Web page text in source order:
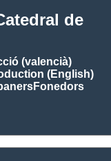
de
(valencià)
(English)
Fonedors